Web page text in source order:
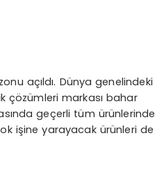
açıldı. Dünya genelindeki
çözümleri markası bahar
geçerli tüm ürünlerinde
işine yarayacak ürünleri de